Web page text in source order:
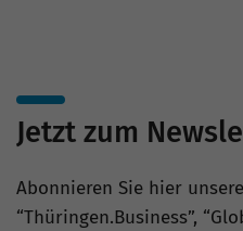
Jetzt zum
Abonnieren Sie hier
“Thüringen.Business”,